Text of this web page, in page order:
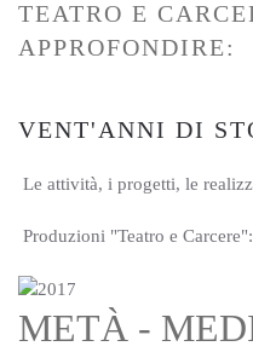
TEATRO E
APPROFONDIRE:
VENT'ANNI DI
Le attività, i progetti, le
Produzioni "Teatro e
METÀ -